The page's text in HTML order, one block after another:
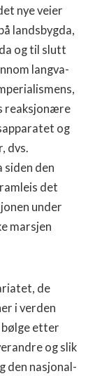
nye veier
landsbygda,
og til slutt
langva­
reaksjonære
og
dvs.
den
det
under
marsjen
de
i verden
etter
og slik
den nasjonal-